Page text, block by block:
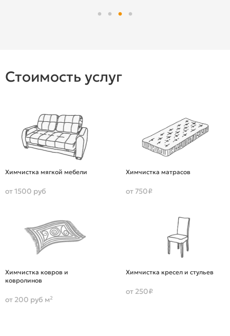
Стоимость услуг
Химчистка мягкой мебели
от 1500 руб
Химчистка матрасов
от 750₽
Химчистка ковров и
ковролинов
от 200 руб м²
Химчистка кресел и стульев
от 250₽